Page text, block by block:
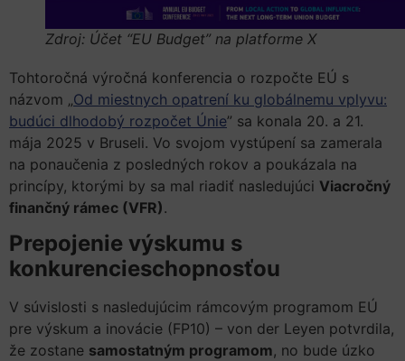
Zdroj: Účet “EU Budget” na platforme X
Tohtoročná výročná konferencia o rozpočte EÚ s
názvom „Od miestnych opatrení ku globálnemu vplyvu:
budúci dlhodobý rozpočet Únie” sa konala 20. a 21.
mája 2025 v Bruseli. Vo svojom vystúpení sa zamerala
na ponaučenia z posledných rokov a poukázala na
princípy, ktorými by sa mal riadiť nasledujúci Viacročný
finančný rámec (VFR).
Prepojenie výskumu s
konkurencieschopnosťou
V súvislosti s nasledujúcim rámcovým programom EÚ
pre výskum a inovácie (FP10) – von der Leyen potvrdila,
že zostane samostatným programom, no bude úzko